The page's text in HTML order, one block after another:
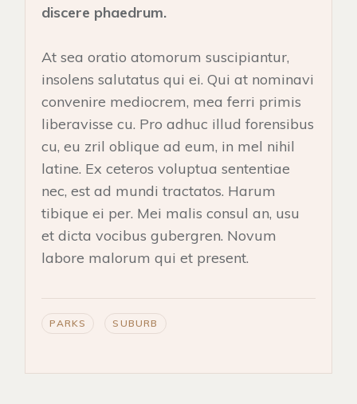
discere phaedrum.
At sea oratio atomorum suscipiantur,
insolens salutatus qui ei. Qui at nominavi
convenire mediocrem, mea ferri primis
liberavisse cu. Pro adhuc illud forensibus
cu, eu zril oblique ad eum, in mel nihil
latine. Ex ceteros voluptua sententiae
nec, est ad mundi tractatos. Harum
tibique ei per. Mei malis consul an, usu
et dicta vocibus gubergren. Novum
labore malorum qui et present.
PARKS SUBURB